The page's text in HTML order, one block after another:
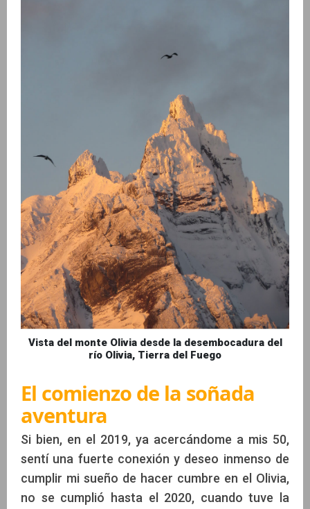
Vista del monte Olivia desde la desembocadura del
río Olivia, Tierra del Fuego
El comienzo de la soñada
aventura
Si bien, en el 2019, ya acercándome a mis 50,
sentí una fuerte conexión y deseo inmenso de
cumplir mi sueño de hacer cumbre en el Olivia,
no se cumplió hasta el 2020, cuando tuve la